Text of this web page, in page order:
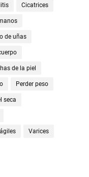
Cicatrices
de uñas
de la piel
Perder peso
seca
Varices